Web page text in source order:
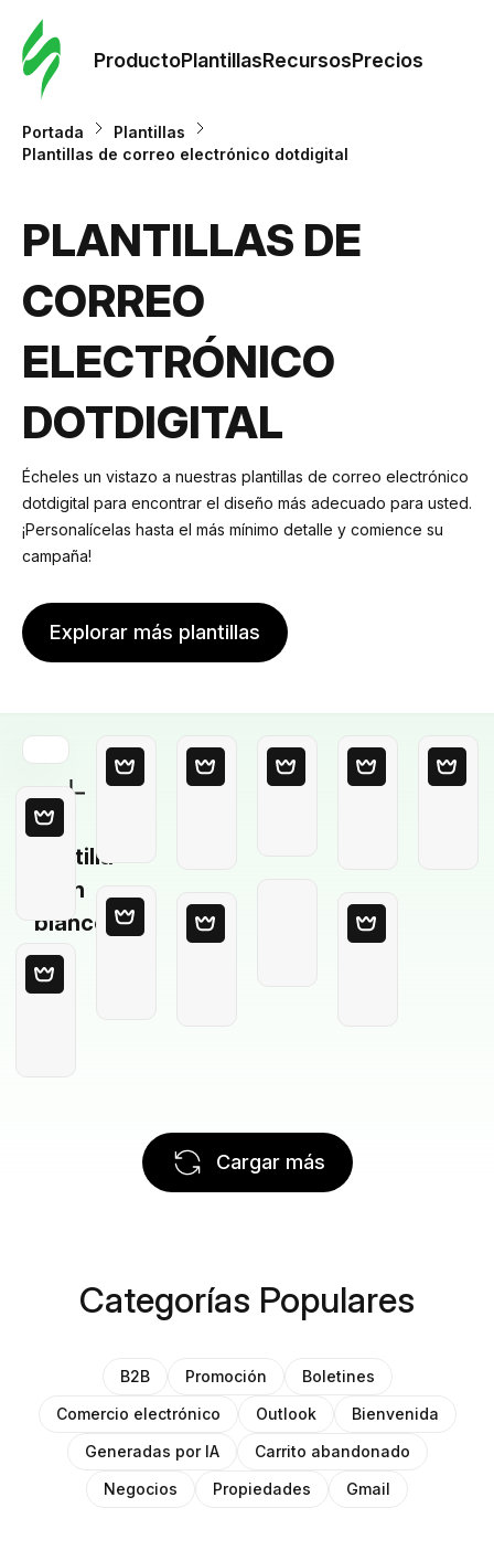
ProductoPlantillasRecursosPrecios
Portada
Plantillas
Plantillas de correo electrónico dotdigital
PLANTILLAS DE
CORREO
ELECTRÓNICO
DOTDIGITAL
Écheles un vistazo a nuestras plantillas de correo electrónico
dotdigital para encontrar el diseño más adecuado para usted.
¡Personalícelas hasta el más mínimo detalle y comience su
campaña!
Explorar más plantillas
Plantilla
en
blanco
Cargar más
Categorías Populares
B2B Promoción
Boletines
Comercio electrónico
Outlook
Bienvenida
Generadas por IA
Carrito abandonado
Negocios
Propiedades Gmail